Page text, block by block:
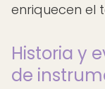
enriquecen el
Historia y
de